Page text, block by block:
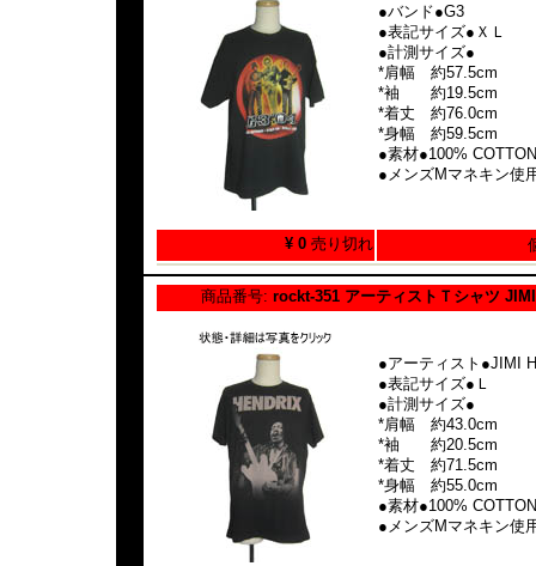
●バンド●G3
●表記サイズ●ＸＬ
●計測サイズ●
*肩幅 約57.5cm
*袖 約19.5cm
*着丈 約76.0cm
*身幅 約59.5cm
●素材●100% COTTON
●メンズMマネキン使
¥ 0 売り切れ
商品番号: rockt-351 アーティストＴシャツ
●アーティスト●JIMI
●表記サイズ●Ｌ
●計測サイズ●
*肩幅 約43.0cm
*袖 約20.5cm
*着丈 約71.5cm
*身幅 約55.0cm
●素材●100% COTTON
●メンズMマネキン使